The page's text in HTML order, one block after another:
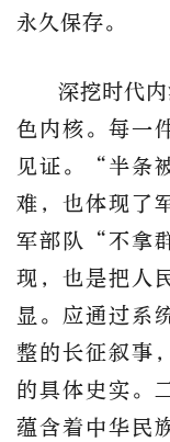
永久保存。
深挖时代
色内核。每一
见证。“半条
难，也体现了
军部队“不拿
现，也是把人
显。应通过系
整的长征叙事
的具体史实。
蕴含着中华民